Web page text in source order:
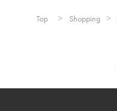
Top Shopping